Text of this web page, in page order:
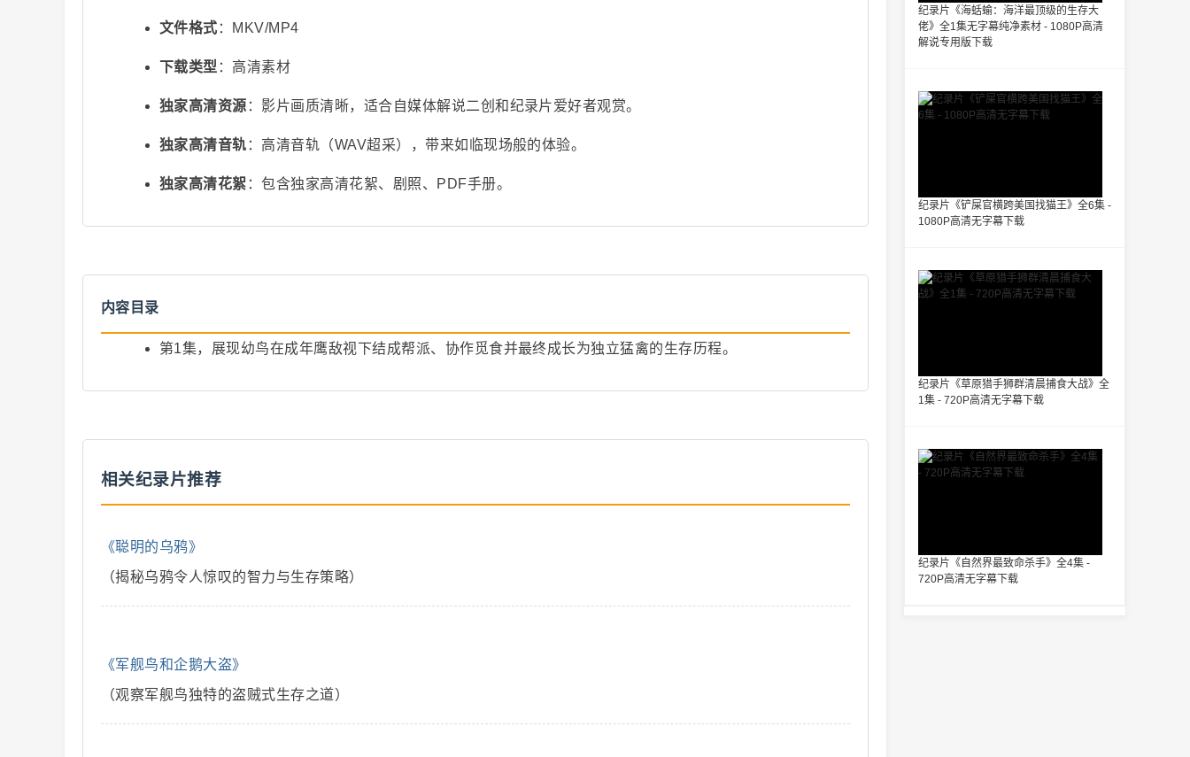
爆
文件格式 ：MKV/MP4
下载类型 ：高清素材
独家高清资源 ：影片画质清晰，适合自媒体解说二创和纪录片爱好者观赏。
独家高清音轨 ：高清音轨（WAV超采），带来如临现场般的体验。
独家高清花絮 ：包含独家高清花絮、剧照、PDF手册。
内容目录
第1集，展现幼鸟在成年鹰敌视下结成帮派、协作觅食并最终成长为独立猛禽的生存历程。
相关纪录片推荐
《聪明的乌鸦》
（揭秘乌鸦令人惊叹的智力与生存策略）
《军舰鸟和企鹅大盗》
（观察军舰鸟独特的盗贼式生存之道）
纪录片《海蛞蝓：海洋最顶级的生存大
佬》全1集无字幕纯净素材 - 1080P高清
解说专用版下载
纪录片《铲屎官横跨美国找猫王》全6集 -
1080P高清无字幕下载
纪录片《草原猎手狮群清晨捕食大战》全
1集 - 720P高清无字幕下载
纪录片《自然界最致命杀手》全4集 -
720P高清无字幕下载